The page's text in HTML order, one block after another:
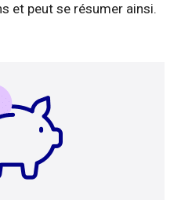
et peut se résumer ainsi.